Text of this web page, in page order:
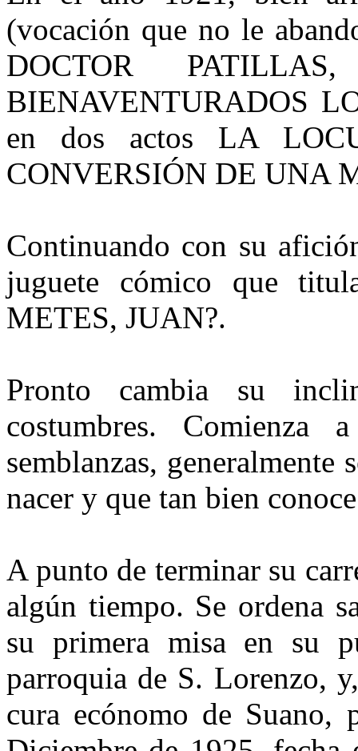
(vocación que no le
DOCTOR
BIENAVENTURADOS
en dos actos LA
CONVERSIÓN DE UNA
Continuando con su
juguete cómico que
METES, JUAN?.
Pronto cambia su
costumbres. Comienza
semblanzas,
nacer y que tan bien
A punto de terminar su
algún tiempo. Se ordena
su primera misa en su
parroquia de S. Lorenzo,
cura ecónomo de Suano,